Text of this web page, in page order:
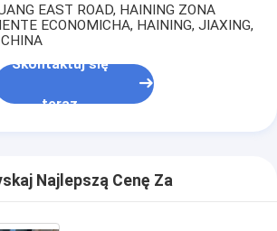
EAST ROAD, HAINING ZONA
ECONOMICHA, HAINING, JIAXING,
Skontaktuj się
teraz
Najlepszą Cenę Za